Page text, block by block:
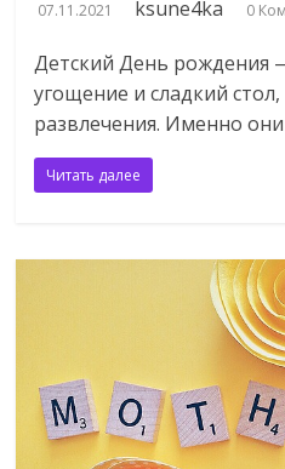
07.11.2021 ksune4ka 0
Детский День рождения
угощение и сладкий
развлечения. Именно
Читать далее